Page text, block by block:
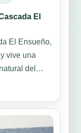
El
El Ensueño,
vive una
del